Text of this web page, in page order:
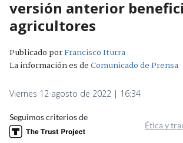
versión anterior
agricultores
Publicado porFrancisco Iturra
La información es deComunicado de Prensa
Viernes 12 agosto de 2022 | 16:34
Seguimos criterios de
Ética y